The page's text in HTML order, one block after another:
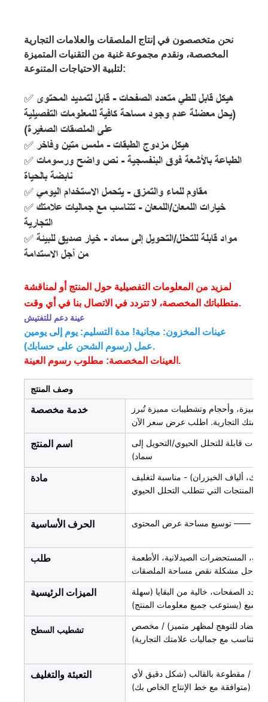
نحن متخصصون في إنتاج الملصقات والعلامات التجارية
المخصصة، ونقدم مجموعة غنية من التقنيات المتميزة
لتلبية الاحتياجات المتنوعة:
✅ هيكل قابل للطي متعدد الصفحات - قابل لتمديد المحتوى
(يحل معضلة عدم وجود مساحة كافية للمعلومات التفصيلية
على الملصقات الصغيرة)
✅ هيكل مزدوج الطبقات - ملمس متين وفاخر
✅ الطباعة بالأشعة فوق البنفسجية - نص واضح ورسومات
نابضة بالحياة
✅ مقاوم للماء والتمزق - يتحمل الاستخدام اليومي
✅ خيارات اللمعان/اللمعان - تتناسب مع جماليات علامتك
التجارية
✅ مواد قابلة للتحلل/التحويل إلى سماد - خيار صديق للبيئة
من أجل الاستدامة
لمزيد من المعلومات التفصيلية حول المنتج أو لمناقشة
متطلباتك المخصصة، لا تتردد في الاتصال بنا في أي وقت.
عينة دعم للتفتيش
عينات المخزون: مجانية! مدة التسليم: يوم إلى يومين
عمل (رسوم الشحن على حسابك).
العينات المخصصة: مطلوب رسوم العينة.
وصف المنتج
خدمة مخصصة وأحجام وتشطيبات مميزة تُبرز
اسم المنتج
قابلة للتحلل الحيوي/التحويل إلى
سماد)
مادة
ألياف الخيزران) - مناسبة لتغليف
المنتجات التي تتطلب التحلل الحيوي
الحرف الأساسية —— توسيع مساحة عرض المحتوى
طلب
المستحضرات الصيدلانية، الأطعمة
- حل مشكلة نقص مساحة الملصقات
الميزات الرئيسية
الصفحات، خالية من البقايا (سهلة
(يستوعب جميع معلومات المنتج)
تشطيب السطح
مضاد للتوهج لمظهر متميز) / مخصص
(يتناسب مع جماليات علامتك التجارية)
التعبئة والتغليف
/ مقطوعة بالقالب (شكل دقيق لأي
(متوافقة مع خط الإنتاج الخاص بك)